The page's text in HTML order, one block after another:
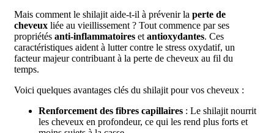
Mais comment le shilajit aide-t-il à prévenir la perte de
cheveux liée au vieillissement ? Tout commence par ses
propriétés anti-inflammatoires et antioxydantes. Ces
caractéristiques aident à lutter contre le stress oxydatif, un
facteur majeur contribuant à la perte de cheveux au fil du
temps.
Voici quelques avantages clés du shilajit pour vos cheveux :
Renforcement des fibres capillaires : Le shilajit nourrit
les cheveux en profondeur, ce qui les rend plus forts et